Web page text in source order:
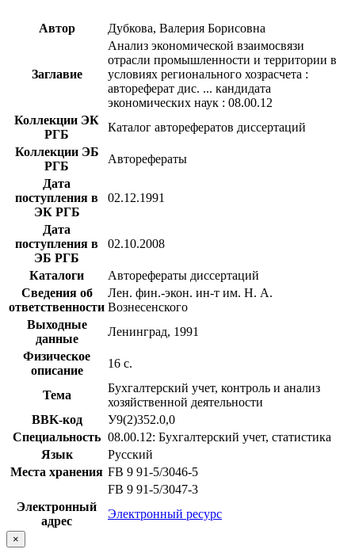
Автор Дубкова, Валерия Борисовна
Заглавие
Анализ экономической взаимосвязи
отрасли промышленности и территории в
условиях регионального хозрасчета :
автореферат дис. ... кандидата
экономических наук : 08.00.12
Коллекции ЭК
РГБ
Каталог авторефератов диссертаций
Коллекции ЭБ
РГБ
Авторефераты
Дата
поступления в
ЭК РГБ
02.12.1991
Дата
поступления в
ЭБ РГБ
02.10.2008
Каталоги
Авторефераты диссертаций
Сведения об
ответственности
Лен. фин.-экон. ин-т им. Н. А.
Вознесенского
Выходные
данные
Ленинград, 1991
Физическое
описание
16 с.
Тема
Бухгалтерский учет, контроль и анализ
хозяйственной деятельности
BBK-код
У9(2)352.0,0
Специальность 08.00.12: Бухгалтерский учет, статистика
Язык
Русский
Места хранения FB 9 91-5/3046-5
FB 9 91-5/3047-3
Электронный
адрес
Электронный ресурс
×